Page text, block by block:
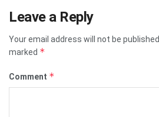
Leave a Reply
Your email address will not be published.
marked *
Comment *